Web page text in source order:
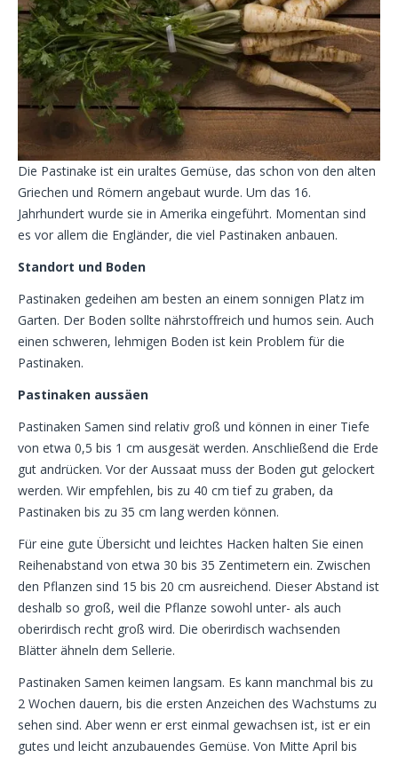
Die Pastinake ist ein uraltes Gemüse, das schon von den alten
Griechen und Römern angebaut wurde. Um das 16.
Jahrhundert wurde sie in Amerika eingeführt. Momentan sind
es vor allem die Engländer, die viel Pastinaken anbauen.
Standort und Boden
Pastinaken gedeihen am besten an einem sonnigen Platz im
Garten. Der Boden sollte nährstoffreich und humos sein. Auch
einen schweren, lehmigen Boden ist kein Problem für die
Pastinaken.
Pastinaken aussäen
Pastinaken Samen sind relativ groß und können in einer Tiefe
von etwa 0,5 bis 1 cm ausgesät werden. Anschließend die Erde
gut andrücken. Vor der Aussaat muss der Boden gut gelockert
werden. Wir empfehlen, bis zu 40 cm tief zu graben, da
Pastinaken bis zu 35 cm lang werden können.
Für eine gute Übersicht und leichtes Hacken halten Sie einen
Reihenabstand von etwa 30 bis 35 Zentimetern ein. Zwischen
den Pflanzen sind 15 bis 20 cm ausreichend. Dieser Abstand ist
deshalb so groß, weil die Pflanze sowohl unter- als auch
oberirdisch recht groß wird. Die oberirdisch wachsenden
Blätter ähneln dem Sellerie.
Pastinaken Samen keimen langsam. Es kann manchmal bis zu
2 Wochen dauern, bis die ersten Anzeichen des Wachstums zu
sehen sind. Aber wenn er erst einmal gewachsen ist, ist er ein
gutes und leicht anzubauendes Gemüse. Von Mitte April bis